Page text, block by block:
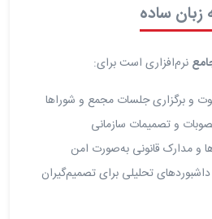
زبان ساده
نرم‌افزاری است برای:
و برگزاری جلسات مجمع و شوراها
و تصمیمات سازمانی
و مدارک قانونی به‌صورت امن
تحلیلی برای تصمیم‌گیران